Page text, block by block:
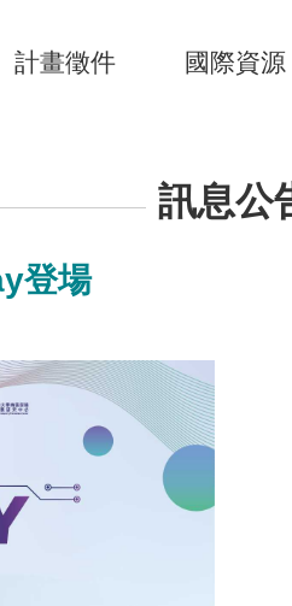
計畫徵件 國際資源
訊息公
登場